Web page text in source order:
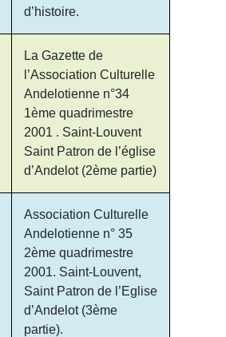
d’histoire.
La Gazette de
l’Association Culturelle
Andelotienne n°34
1ème quadrimestre
2001 . Saint-Louvent
Saint Patron de l’église
d’Andelot (2ème partie)
Association Culturelle
Andelotienne n° 35
2ème quadrimestre
2001. Saint-Louvent,
Saint Patron de l’Eglise
d’Andelot (3ème
partie).